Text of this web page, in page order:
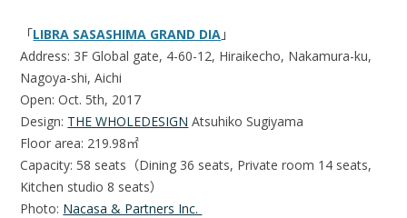
「LIBRA SASASHIMA GRAND DIA 」
Address: 3F Global gate, 4-60-12, Hiraikecho, Nakamura-ku,
Nagoya-shi, Aichi
Open: Oct. 5th, 2017
Design: THE WHOLEDESIGN Atsuhiko Sugiyama
Floor area: 219.98㎡
Capacity: 58 seats（Dining 36 seats, Private room 14 seats,
Kitchen studio 8 seats）
Photo: Nacasa & Partners Inc.